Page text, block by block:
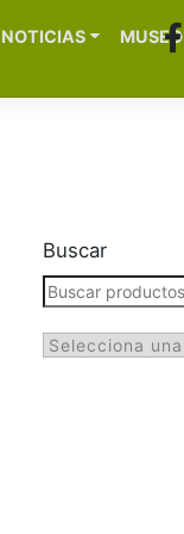
NOTICIAS MUSEO
Buscar